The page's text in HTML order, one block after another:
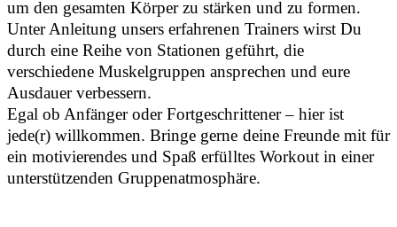
um den gesamten Körper zu stärken und zu formen.
Unter Anleitung unsers erfahrenen Trainers wirst Du
durch eine Reihe von Stationen geführt, die
verschiedene Muskelgruppen ansprechen und eure
Ausdauer verbessern.
Egal ob Anfänger oder Fortgeschrittener – hier ist
jede(r) willkommen. Bringe gerne deine Freunde mit für
ein motivierendes und Spaß erfülltes Workout in einer
unterstützenden Gruppenatmosphäre.